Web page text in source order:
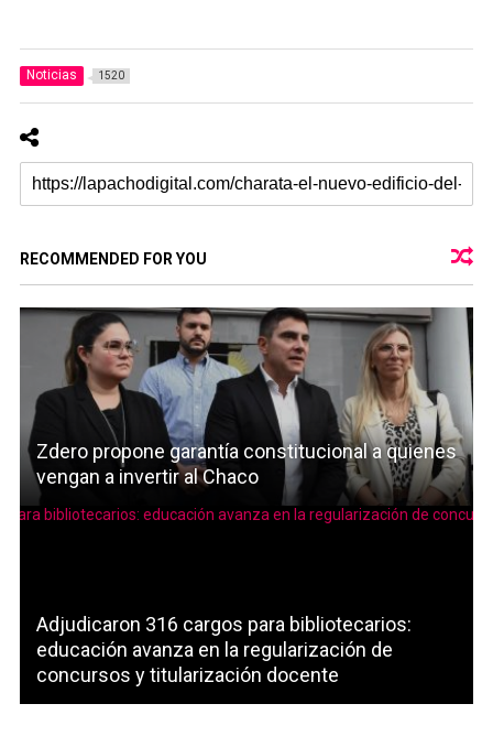
Noticias 1520
RECOMMENDED FOR YOU
Zdero propone garantía constitucional a quienes
vengan a invertir al Chaco
Adjudicaron 316 cargos para bibliotecarios:
educación avanza en la regularización de
concursos y titularización docente